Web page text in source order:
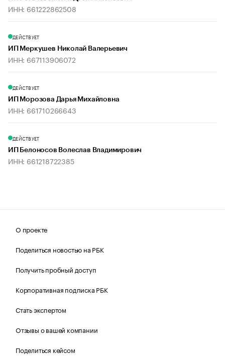
ИНН: 661222862508
ДЕЙСТВУЕТ
ИП Меркушев Николай Валерьевич
ИНН: 667113906072
ДЕЙСТВУЕТ
ИП Морозова Дарья Михайловна
ИНН: 661710266643
ДЕЙСТВУЕТ
ИП Белоносов Волеслав Владимирович
ИНН: 661218722385
О проекте
Поделиться новостью на РБК
Получить пробный доступ
Корпоративная подписка РБК
Стать экспертом
Отзывы о вашей компании
Поделиться кейсом